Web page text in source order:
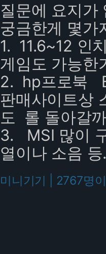
질문에 요지가
궁금한게 몇
1. 11.6~12 인
게임도 가능한
2. hp프로북
판매사이트상
도 롤 돌아갈
3. MSI 많이
열이나 소음 등
미니기기 | 2767명